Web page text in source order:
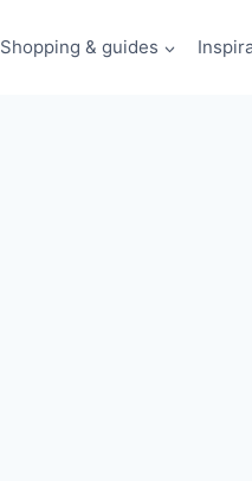
Shopping & guides